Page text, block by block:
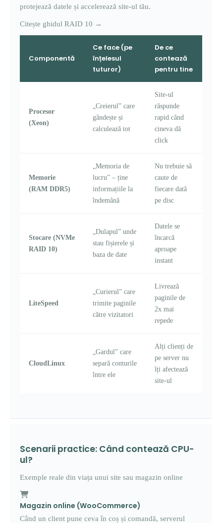
protejează datele și accelerează site-ul tău.
Citește ghidul RAID 10 →
Componentă
Ce face (pe
înțelesul
tuturor)
De ce
contează
pentru tine
Procesor
(Xeon)
„Creierul” care
gândește și
calculează tot
Site-ul
răspunde
rapid când
cineva dă
click
Memorie
(RAM DDR5)
„Memoria de
lucru” – ține
informațiile la
îndemână
Nu trebuie să
caute de
fiecare dată
pe disc
Stocare (NVMe
RAID 10)
„Dulapul” unde
stau fișierele și
baza de date
Datele se
încarcă
aproape
instant
LiteSpeed
„Curierul” care
trimite paginile
către vizitatori
Livrează
paginile de
2x mai
repede
CloudLinux
„Gardul” care
separă conturile
între ele
Alți clienți de
pe server nu
îți afectează
site-ul
Scenarii practice: Când contează CPU-
ul?
Exemple reale din viața unui site sau magazin online
Magazin online (WooCommerce)
Când un client pune ceva în coș și comandă, serverul